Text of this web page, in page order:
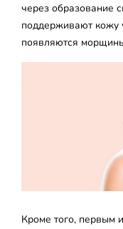
через образование
поддерживают кожу
появляются
Кроме того, первым